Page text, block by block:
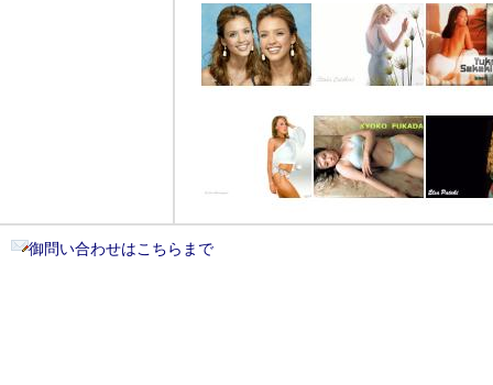
御問い合わせはこちらまで